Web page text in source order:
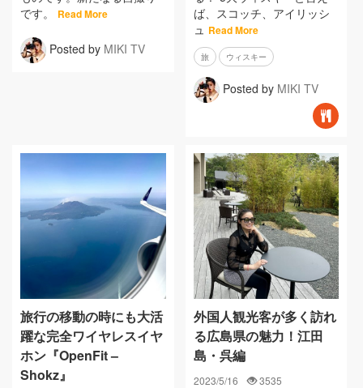
です。
Read More
Posted by MIKI TV
ば、スコッチ、アイリッシ
ュ Read More
旅 ウィスキー
Posted by MIKI TV
旅行の移動の時にも大活
躍な完全ワイヤレスイヤ
ホン『OpenFit –
Shokz』
外国人観光客が多く訪れ
る広島県の魅力！江田
島・呉編
2023/5/16 3535